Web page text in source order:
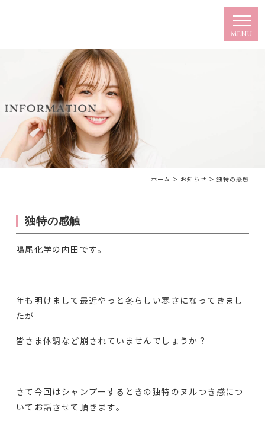
ホーム ＞ お知らせ ＞ 独特の感触
独特の感触
鳴尾化学の内田です。
年も明けまして最近やっと冬らしい寒さになってきまし
たが
皆さま体調など崩されていませんでしょうか？
さて今回はシャンプーするときの独特のヌルつき感につ
いてお話させて頂きます。